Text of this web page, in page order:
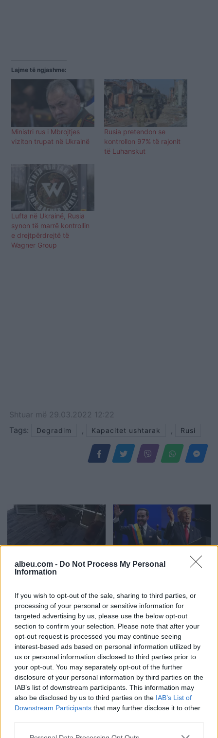
albeu.com - Do Not Process My Personal
Information
If you wish to opt-out of the sale, sharing to third parties, or
processing of your personal or sensitive information for
targeted advertising by us, please use the below opt-out
section to confirm your selection. Please note that after your
opt-out request is processed you may continue seeing
interest-based ads based on personal information utilized by
us or personal information disclosed to third parties prior to
your opt-out. You may separately opt-out of the further
disclosure of your personal information by third parties on the
IAB’s list of downstream participants. This information may
also be disclosed by us to third parties on the IAB’s List of
Downstream Participants that may further disclose it to other
Lajme të ngjashme:
Ministri rus i Mbrojtjes
viziton trupat në Ukrainë
Rusia pretendon se
kontrollon 97% të rajonit
të Luhanskut
Lufta në Ukrainë, Rusia
synon të marrë kontrollin
e drejtpërdrejtë të
Wagner Group
Shtuar më 29.03.2022 12:22
Tags:
Degradim , Kapacitet ushtarak , Rusi
Turisti i huaj kërkohet nga
propozimit për të miturën
10-vjeçare në Kretë
Kolumbinë pas zgjedhjes
së Abelardo de la
Esprielës
Zelensky në Beograd për
takimin me Vuçiçin: Kievi
synon ta largojë Serbinë
Video/ Kamioni e përplas
dhe e tërheq zvarrë 12-
vjeçarin që po kthehej nga